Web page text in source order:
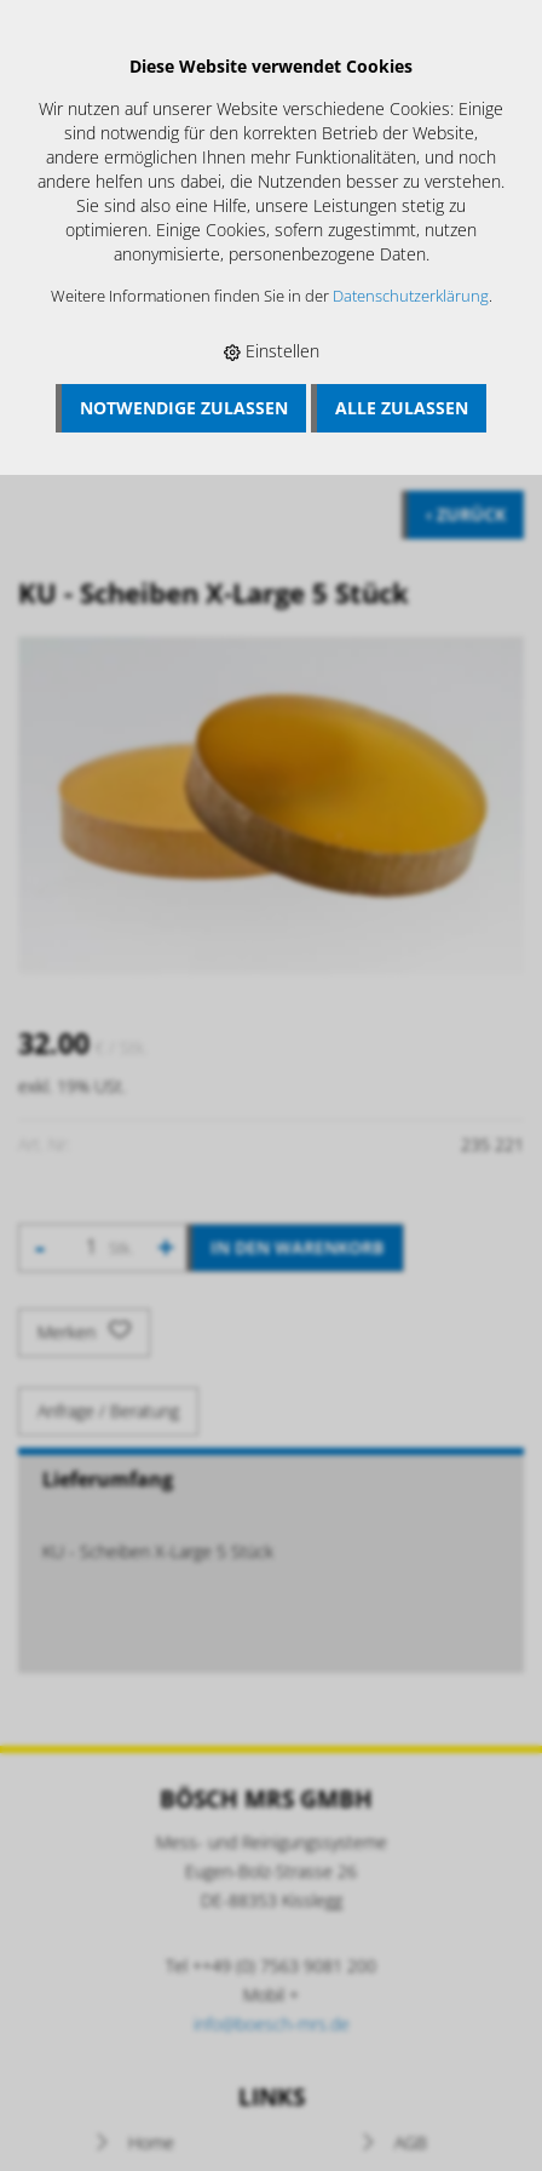
BÖSCH MRS › KAMIN UND KESSELREINIGUNG PUTZMAUS
‹ ZURÜCK
KU - Scheiben X-Large 5 Stück
32.00
exkl. 19% USt.
235 221
- + IN DEN WARENKORB
Merken
Anfrage / Beratung
Lieferumfang
KU - Scheiben X-Large 5 Stück
BÖSCH MRS GMBH
Mess- und Reinigungssysteme
Eugen-Bolz-Strasse 26
DE-88353 Kisslegg
Tel ++49 (0) 7563 9081 200
Mobil +
info@boesch-mrs.de
LINKS
überspringen
Home AGB
Diese Website verwendet Cookies
Wir nutzen auf unserer Website verschiedene Cookies: Einige
sind notwendig für den korrekten Betrieb der Website,
andere ermöglichen Ihnen mehr Funktionalitäten, und noch
andere helfen uns dabei, die Nutzenden besser zu verstehen.
Sie sind also eine Hilfe, unsere Leistungen stetig zu
optimieren. Einige Cookies, sofern zugestimmt, nutzen
anonymisierte, personenbezogene Daten.
Weitere Informationen finden Sie in der Datenschutzerklärung.
Einstellen
NOTWENDIGE ZULASSEN ALLE ZULASSEN